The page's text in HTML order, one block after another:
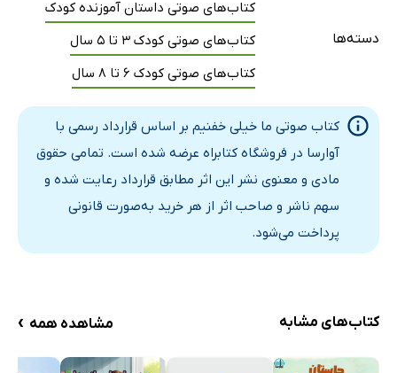
دسته‌ها
کتاب‌های صوتی داستان آموزنده کودک
کتاب‌های صوتی کودک 3 تا 5 سال
کتاب‌های صوتی کودک 6 تا 8 سال
کتاب صوتی ما خیلی خفنیم بر اساس قرارداد رسمی با
آوارسا در فروشگاه کتابراه عرضه شده است. تمامی حقوق
مادی و معنوی نشر این اثر مطابق قرارداد رعایت شده و
سهم ناشر و صاحب اثر از هر خرید به‌صورت قانونی
پرداخت می‌شود.
کتاب‌های مشابه مشاهده همه ›